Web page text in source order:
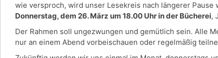
wie versproch, wird unser Lesekreis nach längerer
Donnerstag, dem 26. März um 18.00 Uhr in der Bücherei,
Der Rahmen soll ungezwungen und gemütlich sein. Alle
nur an einem Abend vorbeischauen oder regelmäßig